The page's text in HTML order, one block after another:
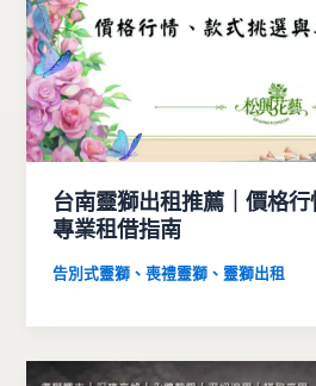
台南靈獅出租推薦｜價格
專業租借指南
告別式靈獅、喪禮靈獅、靈獅出租